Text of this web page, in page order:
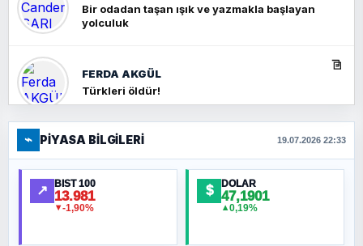
Bir odadan taşan ışık ve yazmakla başlayan
yolculuk
FERDA AKGÜL
Türkleri öldür!
FERHAT BÜYÜKKALKAN
Ankara Zirvesi: NATO Toplantısı mı, Yeni
Ortadoğu Haritasının Provası mı?
⌁ PIYASA BILGILERI 19.07.2026 22:33
↗ BIST 100
13.981
▼-1,90%
$ DOLAR
47,1901
▲0,19%